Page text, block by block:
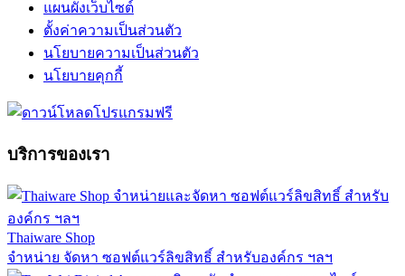
แผนผังเว็บไซต์
ตั้งค่าความเป็นส่วนตัว
นโยบายความเป็นส่วนตัว
นโยบายคุกกี้
บริการของเรา
Thaiware Shop
จำหน่าย จัดหา ซอฟต์แวร์ลิขสิทธิ์ สำหรับองค์กร ฯลฯ